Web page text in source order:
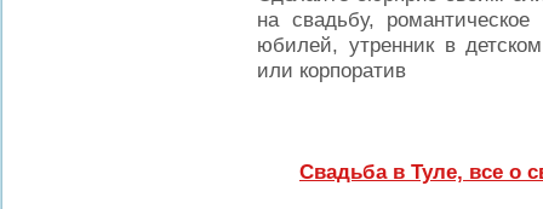
на свадьбу,
юбилей, утренник в
или корпоратив
Свадьба в Туле, все о